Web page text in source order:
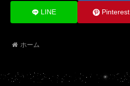
LINE Pinterest
ホーム